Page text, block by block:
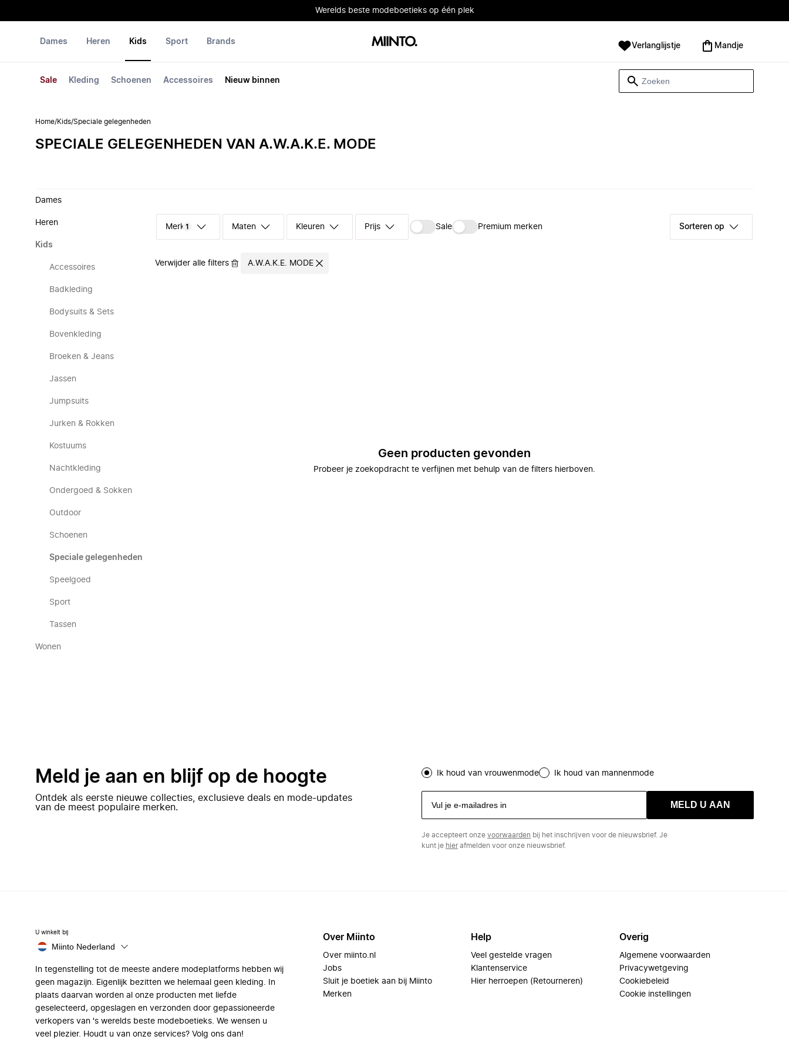
Werelds beste modeboetieks op één plek
Dames Heren Kids
Sale Kleding Schoenen Accessoires Nieuw binnen
Sport Brands Verlanglijstje Mandje
Home/Kids/Speciale gelegenheden
SPECIALE GELEGENHEDEN VAN A.W.A.K.E. MODE
Dames
Heren
Kids
Accessoires
Badkleding
Bodysuits & Sets
Bovenkleding
Broeken & Jeans
Jassen
Jumpsuits
Jurken & Rokken
Kostuums
Nachtkleding
Ondergoed & Sokken
Outdoor
Schoenen
Speciale gelegenheden
Speelgoed
Sport
Tassen
Wonen
Merk 1 Maten Kleuren Prijs Sale Premium merken Sorteren op
Verwijder alle filters A.W.A.K.E. MODE
Geen producten gevonden
Probeer je zoekopdracht te verfijnen met behulp van de filters hierboven.
Meld je aan en blijf op de hoogte
Ontdek als eerste nieuwe collecties, exclusieve deals en mode-updates
van de meest populaire merken.
Ik houd van vrouwenmode Ik houd van mannenmode
MELD U AAN
Je accepteert onze voorwaarden bij het inschrijven voor de nieuwsbrief. Je
kunt je hierafmelden voor onze nieuwsbrief.
U winkelt bij
Miinto Nederland
In tegenstelling tot de meeste andere modeplatforms hebben wij
geen magazijn. Eigenlijk bezitten we helemaal geen kleding. In
plaats daarvan worden al onze producten met liefde
geselecteerd, opgeslagen en verzonden door gepassioneerde
verkopers van 's werelds beste modeboetieks. We wensen u
veel plezier. Houdt u van onze services? Volg ons dan!
Over Miinto
Over miinto.nl
Jobs
Sluit je boetiek aan bij Miinto
Merken
Help
Veel gestelde vragen
Klantenservice
Hier herroepen (Retourneren)
Overig
Algemene voorwaarden
Privacywetgeving
Cookiebeleid
Cookie instellingen